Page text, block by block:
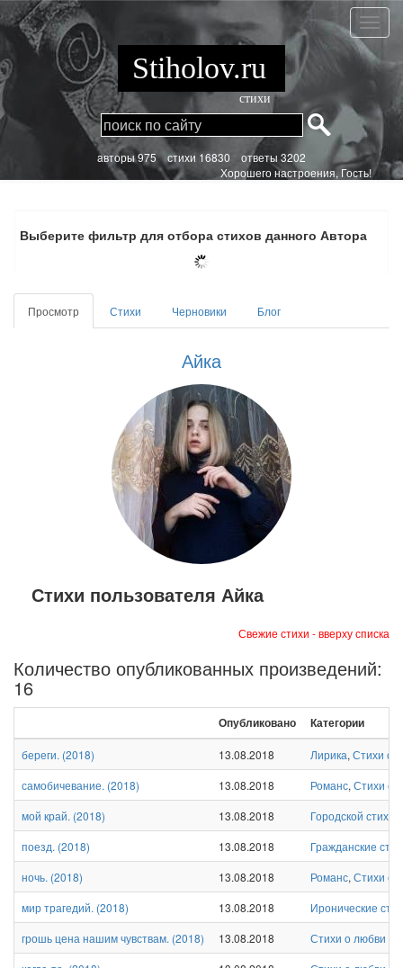
Перейти
к
основному
содержанию
Айка
Stiholov.ru
стихи
aвторы 975 стихи 16830 ответы 3202
Хорошего настроения, Гость!
Выберите фильтр для отбора стихов данного Автора
Главные
вкладки
Просмотр (активная
вкладка)
Стихи Черновики Блог
Айка
Стихи пользователя Айка
Свежие стихи - вверху списка
Количество опубликованных произведений:
16
Опубликовано Категории
береги. (2018) 13.08.2018 Лирика, Стихи о
самобичевание. (2018) 13.08.2018 Романс, Стихи о
мой край. (2018) 13.08.2018 Городской стих
поезд. (2018) 13.08.2018
Гражданские
ночь. (2018) 13.08.2018 Романс, Стихи о
мир трагедий. (2018) 13.08.2018
Иронические
грошь цена нашим чувствам. (2018) 13.08.2018
Стихи о любви и